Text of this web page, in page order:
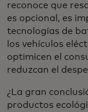
reconoce que
es opcional, es
tecnologías de
los vehículos
optimicen el
reduzcan el
¿La gran
productos